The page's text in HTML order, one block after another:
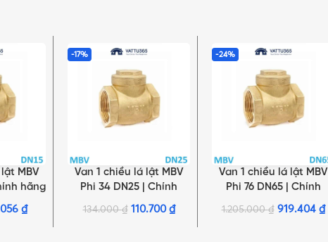
MBV
hãng
₫
-17%
THÊM VÀO GIỎ HÀNG
Van 1 chiều lá lật MBV
Phi 34 DN25 | Chính
hãng Minh Hòa
134.000₫ 110.700 ₫
-24%
THÊM VÀO GIỎ HÀNG
Van 1 chiều lá lật MBV
Phi 76 DN65 | Chính
hãng Minh Hòa
1.205.000₫ 919.404 ₫